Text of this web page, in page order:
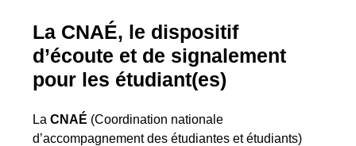
La CNAÉ, le dispositif
d’écoute et de signalement
pour les étudiant(es)
​LaCNAÉ (Coordination nationale
d’accompagnement des étudiantes et étudiants)